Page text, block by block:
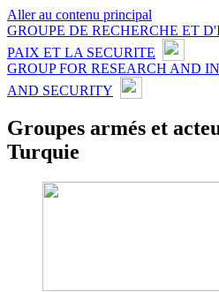
Aller au contenu principal
GROUPE DE RECHERCHE ET
PAIX ET LA SECURITE
GROUP FOR RESEARCH AND
AND SECURITY
Groupes armés et
Turquie